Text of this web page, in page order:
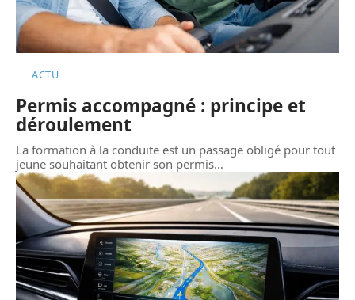
ACTU
Permis accompagné : principe et
déroulement
La formation à la conduite est un passage obligé pour tout
jeune souhaitant obtenir son permis…